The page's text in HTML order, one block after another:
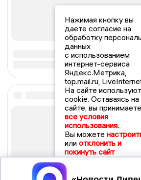
Нажимая кнопку вы
даете согласие на
обработку
данных
с использованием
интернет-сервиса
Яндекс.Метрика,
top.mail.ru,
На сайте
cookie. Оставаясь на
сайте, вы принимаете
все условия
использования.
Вы можете
или отклонить и
покинуть сайт
Принять